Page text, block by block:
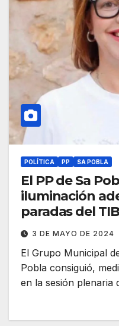
POLÍTICA PP SA POBLA
El PP de Sa
iluminación
paradas del
3 DE MAYO DE 2024
El Grupo Municipal
Pobla consiguió,
en la sesión plenaria